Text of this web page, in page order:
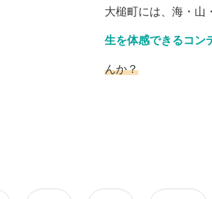
大槌町には、海・山
生を体感できるコン
んか？